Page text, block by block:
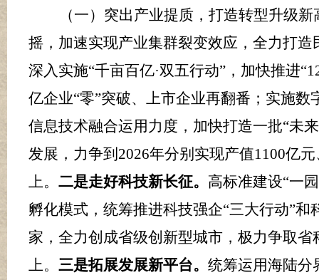
（一）突出产业提质，打造转型升级新
摇，加速实现产业集群裂变效应，全力打
深入实施“千亩百亿·双五行动”， 加快推进“
亿企业“零”突破、 上市企业再翻番； 实施数
信息技术融合运用力度，加快打造一批“未
发展，力争到 2026年分别实现产值1100亿元
上。 二是走好科技新长征。 高标准建设“一
孵化模式， 统筹推进科技强企“三大行动”和
家，全力创成省级创新型城市， 极力争取省
上。 三是拓展发展新平台。 统筹运用海陆分